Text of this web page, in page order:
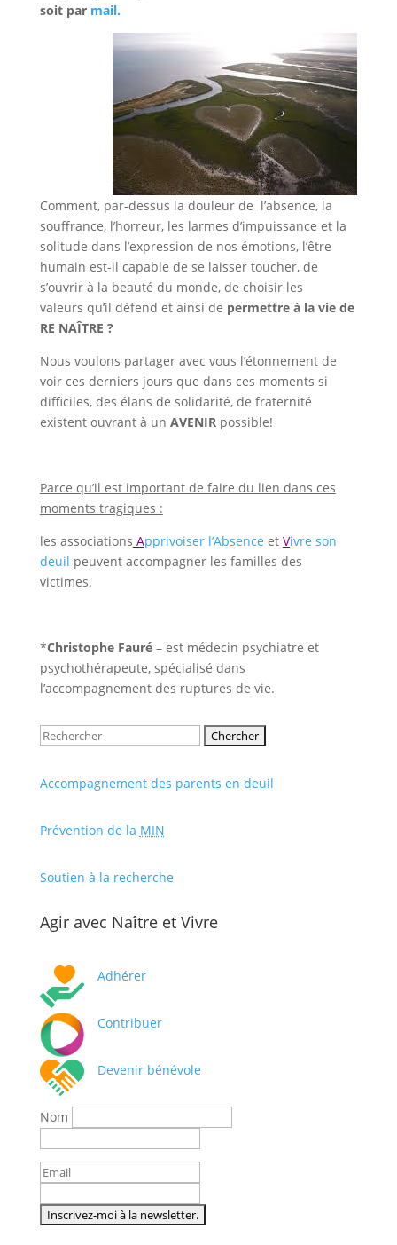
soit par mail.
Comment, par-dessus la douleur de l’absence, la
souffrance, l’horreur, les larmes d’impuissance et la
solitude dans l’expression de nos émotions, l’être
humain est-il capable de se laisser toucher, de
s’ouvrir à la beauté du monde, de choisir les
valeurs qu’il défend et ainsi de permettre à la vie de
RE NAÎTRE ?
Nous voulons partager avec vous l’étonnement de
voir ces derniers jours que dans ces moments si
difficiles, des élans de solidarité, de fraternité
existent ouvrant à un AVENIRpossible!
Parce qu’il est important de faire du lien dans ces
moments tragiques :
les associations Apprivoiser l’Absence et Vivre son
deuil peuvent accompagner les familles des
victimes.
*Christophe Fauré– est médecin psychiatre et
psychothérapeute, spécialisé dans
l’accompagnement des ruptures de vie.
Rechercher:
Accompagnement des parents en deuil
Prévention de la MIN
Soutien à la recherche
Agir avec Naître et Vivre
Adhérer
Contribuer
Devenir bénévole
Nom